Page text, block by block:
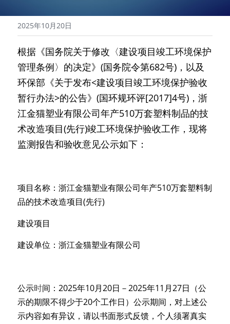
2025年10月20日
根据《国务院关于修改〈建设项目竣工环境保护
管理条例〉的决定》(国务院令第682号)，以及
环保部《关于发布<建设项目竣工环境保护验收
暂行办法>的公告》(国环规环评[2017]4号)，浙
江金猫塑业有限公司年产510万套塑料制品的技
术改造项目(先行)竣工环境保护验收工作，现将
监测报告和验收意见公示如下：
项目名称：浙江金猫塑业有限公司年产510万套塑料制
品的技术改造项目(先行)
建设项目
建设单位：浙江金猫塑业有限公司
公示时间：2025年10月20日－2025年11月27日（公
示的期限不得少于20个工作日）公示期间，对上述公
示内容如有异议，请以书面形式反馈，个人须署真实